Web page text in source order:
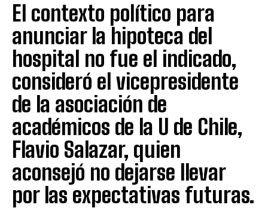
El contexto político para
anunciar la hipoteca del
hospital no fue el indicado,
consideró el vicepresidente
de la asociación de
académicos de la U de Chile,
Flavio Salazar, quien
aconsejó no dejarse llevar
por las expectativas futuras.